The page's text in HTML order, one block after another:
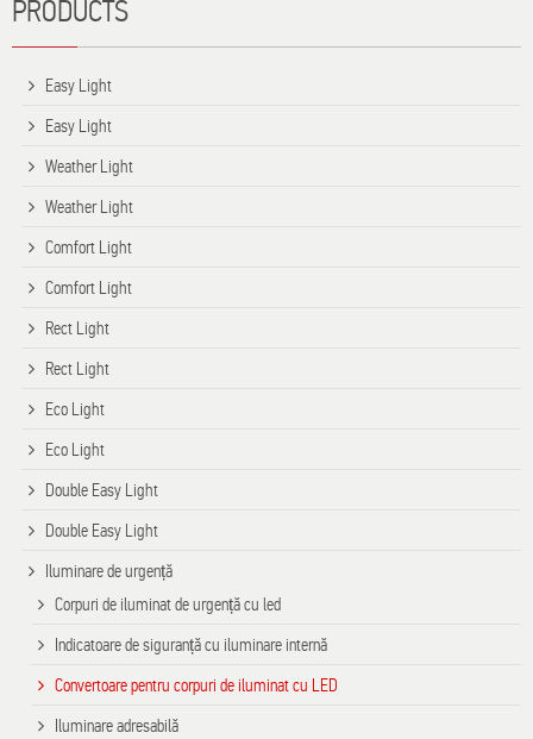
PRODUCTS
Easy Light
Easy Light
Weather Light
Weather Light
Comfort Light
Comfort Light
Rect Light
Rect Light
Eco Light
Eco Light
Double Easy Light
Double Easy Light
Iluminare de urgență
Corpuri de iluminat de urgență cu led
Indicatoare de siguranță cu iluminare internă
Convertoare pentru corpuri de iluminat cu LED
Iluminare adresabilă